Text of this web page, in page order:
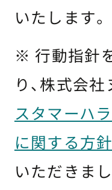
いたします。
※ 行動指針
り、株式会
スタマーハ
に関する方針
いただきまし